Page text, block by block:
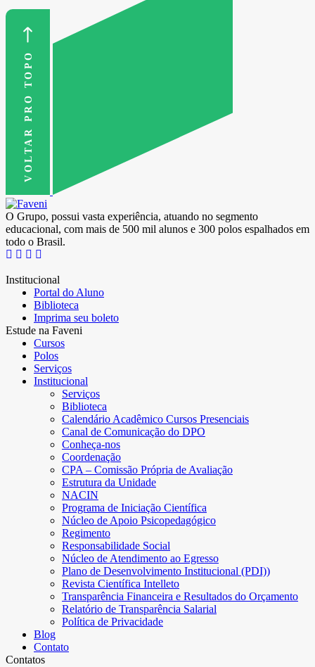
VOLTAR PRO TOPO
O Grupo, possui vasta experiência, atuando no segmento
educacional, com mais de 500 mil alunos e 300 polos espalhados em
todo o Brasil.
Institucional
Portal do Aluno
Biblioteca
Imprima seu boleto
Estude na Faveni
Cursos
Polos
Serviços
Institucional
Serviços
Biblioteca
Calendário Acadêmico Cursos Presenciais
Canal de Comunicação do DPO
Conheça-nos
Coordenação
CPA – Comissão Própria de Avaliação
Estrutura da Unidade
NACIN
Programa de Iniciação Científica
Núcleo de Apoio Psicopedagógico
Regimento
Responsabilidade Social
Núcleo de Atendimento ao Egresso
Plano de Desenvolvimento Institucional (PDI))
Revista Científica Intelleto
Transparência Financeira e Resultados do Orçamento
Relatório de Transparência Salarial
Política de Privacidade
Blog
Contato
Contatos